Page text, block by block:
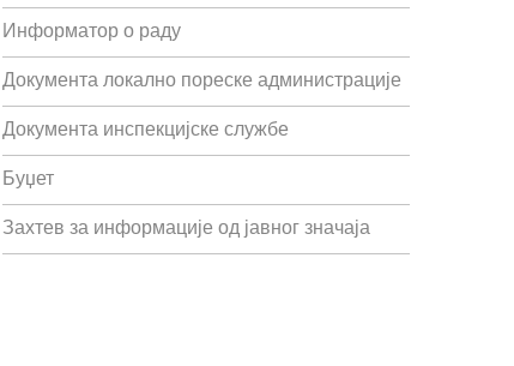
Информатор о раду
Документа локално пореске администрације
Документа инспекцијске службе
Буџет
Захтев за информације од јавног значаја